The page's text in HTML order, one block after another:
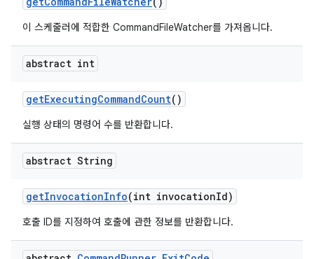
이 스케줄러에 적합한 CommandFileWatcher를 가져옵니다.
abstract int
getExecutingCommandCount()
실행 상태의 명령어 수를 반환합니다.
abstract String
getInvocationInfo(int invocationId)
호출 ID를 지정하여 호출에 관한 정보를 반환합니다.